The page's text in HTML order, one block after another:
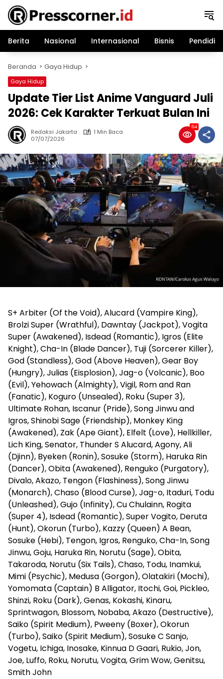
Langsung
konten
Berita
Nasional Internasional Bisnis
Beranda Gaya Hidup
Gaya Hidup
Update Tier List Anime Vanguard Juli
2026: Cek Karakter Terkuat Bulan Ini
Redaksi Jakarta
1 Min Baca
07/07/2026
64
S+ Arbiter (Of the Void), Alucard (Vampire King),
Brolzi Super (Wrathful), Dawntay (Jackpot), Vogita
Super (Awakened), Isdead (Romantic), Igros (Elite
Knight), Cha-In (Blade Dancer), Tuji (Sorcerer Killer),
God (Standless), God (Above Heaven), Gear Boy
(Hungry), Julias (Eisplosion), Jag-o (Volcanic), Boo
(Evil), Yehowach (Almighty), Vigil, Rom and Ran
(Fanatic), Koguro (Unsealed), Roku (Super 3),
Ultimate Rohan, Iscanur (Pride), Song Jinwu and
Igros, Shinobi Sage (Friendship), Monkey King
(Awakened), Zak (Ape Giant), Elfelt (Love), Hellkiller,
Lich King, Senator, Thunder S Alucard, Agony, Ali
(Djinn), Byeken (Ronin), Sosuke (Storm), Haruka Rin
(Dancer), Obita (Awakened), Renguko (Purgatory),
Divalo, Akazo, Tengon (Flashiness), Song Jinwu
(Monarch), Chaso (Blood Curse), Jag-o, Itaduri, Todu
(Unleashed), Gujo (Infinity), Cu Chulainn, Rogita
(Super 4), Isdead (Romantic), Super Vogito, Deruta
(Hunt), Okorun (Turbo), Kazzy (Queen) A Bean,
Sosuke (Hebi), Tengon, Igros, Renguko, Cha-In, Song
Jinwu, Goju, Haruka Rin, Norutu (Sage), Obita,
Takaroda, Norutu (Six Tails), Chaso, Todu, Inamkui,
Mimi (Psychic), Medusa (Gorgon), Olatakiri (Mochi),
Yomomata (Captain) B Alligator, Itochi, Goi, Pickleo,
Shinzi, Roku (Dark), Genas, Kokashi, Kinaru,
Sprintwagon, Blossom, Nobaba, Akazo (Destructive),
Saiko (Spirit Medium), Pweeny (Boxer), Okorun
(Turbo), Saiko (Spirit Medium), Sosuke C Sanjo,
Vogetu, Ichiga, Inosake, Kinnua D Gaari, Rukio, Jon,
Joe, Luffo, Roku, Norutu, Vogita, Grim Wow, Genitsu,
Smith John